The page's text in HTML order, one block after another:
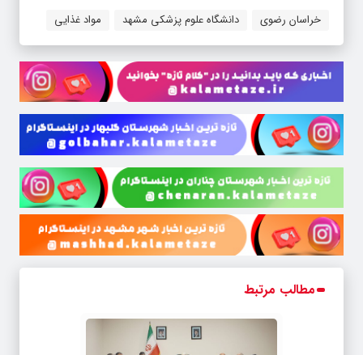
خراسان رضوی دانشگاه علوم پزشکی مشهد مواد غذایی
مطالب مرتبط